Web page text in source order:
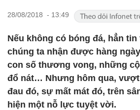
28/08/2018 - 13:49
Nếu không có bóng đá, hẳn
chúng ta nhận được hàng
con số thương vong, những
đổ nát… Nhưng hôm qua,
đau đó, sự mất mát đó, trên
hiện một nỗ lực tuyệt vời.